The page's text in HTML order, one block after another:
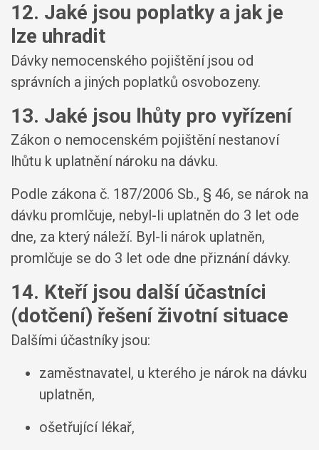
12. Jaké jsou poplatky a jak je
lze uhradit
Dávky nemocenského pojištění jsou od
správních a jiných poplatků osvobozeny.
13. Jaké jsou lhůty pro vyřízení
Zákon o nemocenském pojištění nestanoví
lhůtu k uplatnění nároku na dávku.
Podle zákona č. 187/2006 Sb., § 46, se nárok na
dávku promlčuje, nebyl-li uplatněn do 3 let ode
dne, za který náleží. Byl-li nárok uplatněn,
promlčuje se do 3 let ode dne přiznání dávky.
14. Kteří jsou další účastníci
(dotčení) řešení životní situace
Dalšími účastníky jsou:
zaměstnavatel, u kterého je nárok na dávku
uplatněn,
ošetřující lékař,